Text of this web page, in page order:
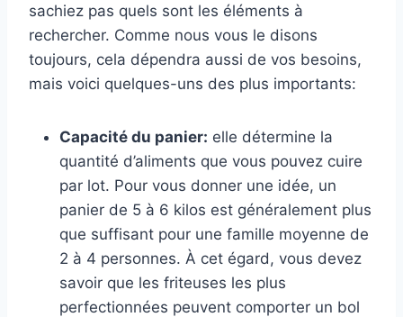
sachiez pas quels sont les éléments à
rechercher. Comme nous vous le disons
toujours, cela dépendra aussi de vos besoins,
mais voici quelques-uns des plus importants:
Capacité du panier: elle détermine la
quantité d’aliments que vous pouvez cuire
par lot. Pour vous donner une idée, un
panier de 5 à 6 kilos est généralement plus
que suffisant pour une famille moyenne de
2 à 4 personnes. À cet égard, vous devez
savoir que les friteuses les plus
perfectionnées peuvent comporter un bol